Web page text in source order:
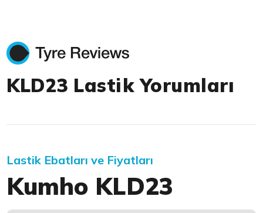
KLD23 Lastik Yorumları
Lastik Ebatları ve Fiyatları
Kumho KLD23